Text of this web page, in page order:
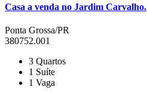
Casa a venda no Jardim Carvalho.
Ponta Grossa/PR
380752.001
3 Quartos
1 Suíte
1 Vaga